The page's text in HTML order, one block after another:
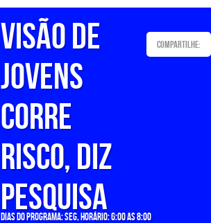
Visão de
jovens
corre
risco, diz
pesquisa
Dias do programa: seg, Horário: 6:00 as 8:00
Compartilhe: